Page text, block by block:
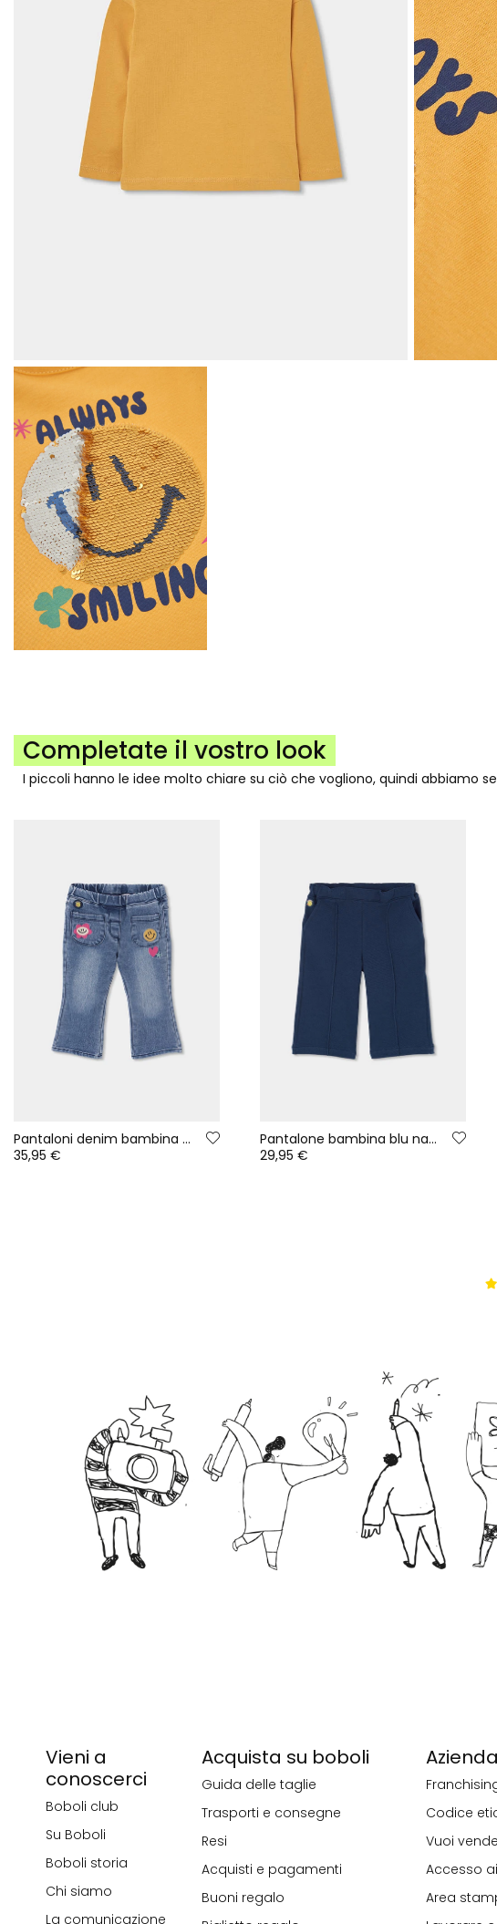
Completate il vostro look
I piccoli hanno le idee molto chiare su ciò che vogliono, quindi abbiamo
Pantaloni denim bambina blu con toppe di fiori
35,95 €
Pantalone bambina blu navy
29,95 €
Vieni a
conoscerci
Boboli club
Su Boboli
Boboli storia
Chi siamo
La comunicazione
Acquista su boboli
Guida delle taglie
Trasporti e consegne
Resi
Acquisti e pagamenti
Buoni regalo
Azienda
Codice
Vuoi
Accesso
Area